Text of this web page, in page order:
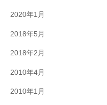
2020年1月
2018年5月
2018年2月
2010年4月
2010年1月